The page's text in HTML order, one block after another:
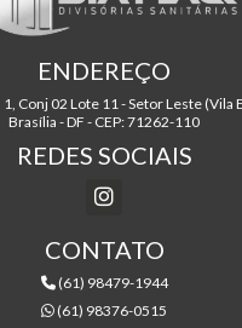
ENDEREÇO
1, Conj 02 Lote 11 - Setor Leste (Vila
Brasília - DF - CEP: 71262-110
REDES SOCIAIS
CONTATO
(61) 98479-1944
(61) 98376-0515